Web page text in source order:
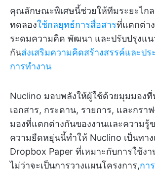
คุณลักษณะพิเศษนี้ช่วยให้ทีมระยะไก
ทดลองใช้กลยุทธ์การสื่อสารที่แตกต่า
ระดมความคิด พัฒนา และปรับปรุงแ
กันส่งเสริมความคิดสร้างสรรค์และป
การทำงาน
Nuclino มอบพลังให้ผู้ใช้ด้วยมุมมอง
เอกสาร, กระดาน, รายการ, และกร
มองที่แตกต่างกันของงานและความ
ความยืดหยุ่นนี้ทำให้ Nuclino เป็นทา
Dropbox Paper ที่เหมาะกับการใช้ง
ไม่ว่าจะเป็นการวางแผนโครงการ,กา